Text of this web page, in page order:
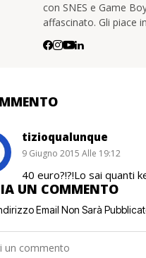
con SNES e Game
affascinato. Gli piace
tizioqualunque
9 Giugno 2015 Alle 19:12
40 euro?!?!Lo sai quanti
UN COMMENTO
Email Non Sarà